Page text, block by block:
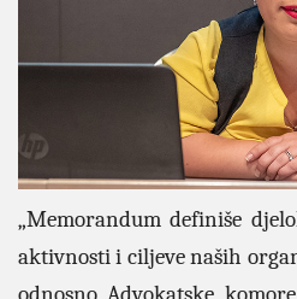
„Memorandum definiše
aktivnosti i ciljeve naših